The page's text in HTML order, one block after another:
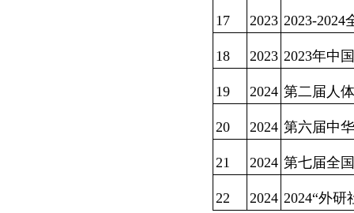
17 2023 2023-
18 2023 2023年中
19 2024 第二届人
20 2024 第六届中
21 2024 第七届全
22 2024 2024“外研